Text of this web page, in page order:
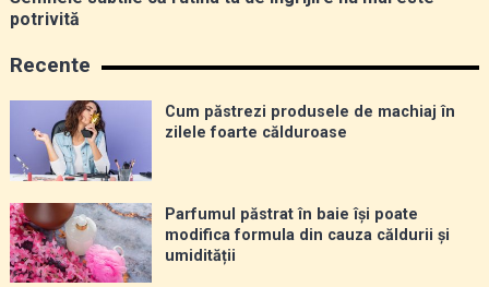
potrivită
Recente
Cum păstrezi produsele de machiaj în
zilele foarte călduroase
Parfumul păstrat în baie își poate
modifica formula din cauza căldurii și
umidității